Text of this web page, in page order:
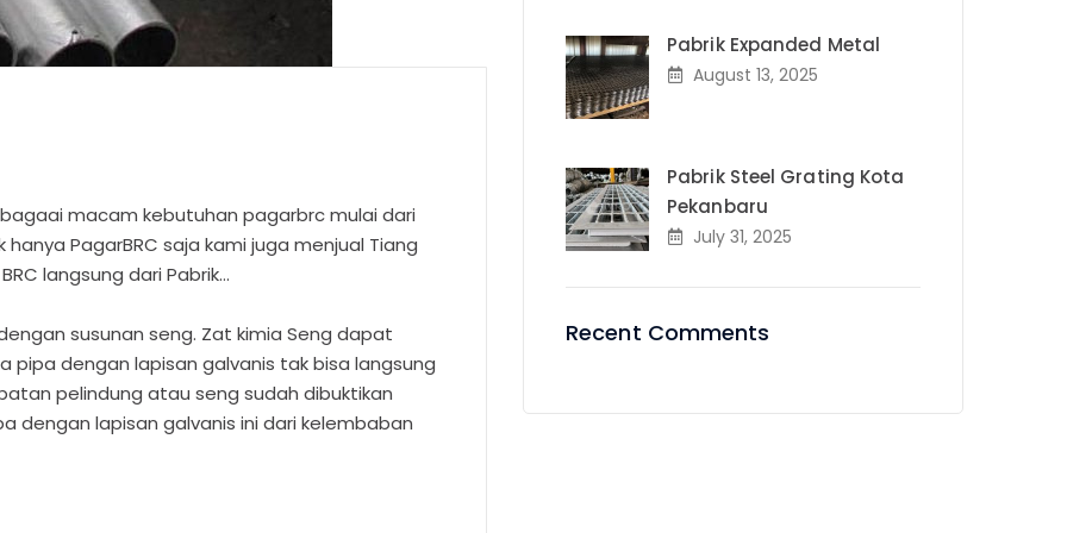
macam kebutuhan pagarbrc mulai dari
PagarBRC saja kami juga menjual Tiang
langsung dari Pabrik…
susunan seng. Zat kimia Seng dapat
pipa dengan lapisan galvanis tak bisa langsung
pelindung atau seng sudah dibuktikan
lapisan galvanis ini dari kelembaban
Pabrik Expanded Metal
August 13, 2025
Pabrik Steel Grating Kota
Pekanbaru
July 31, 2025
Recent Comments